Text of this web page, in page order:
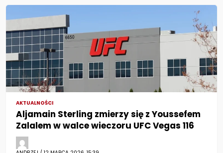
AKTUALNOŚCI
Aljamain Sterling zmierzy się z Youssefem
Zalalem w walce wieczoru UFC Vegas 116